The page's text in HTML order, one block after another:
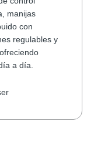
manijas
con
regulables y
a día.